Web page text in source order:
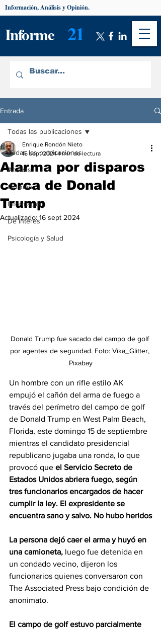
Informe 21
Información, Análisis y Opinión.
Entrada
Todas las publicaciones
Análisis
Opinión
Información
De interés
Psicología y Salud
Todas las publicaciones
Alarma por disparos
cerca de Donald
Trump
Enrique Rondón Nieto
15 sept 2024 1 min de lectura
Actualizado: 16 sept 2024
Donald Trump fue sacado del campo de golf
por agentes de seguridad. Foto: Vika_Glitter,
Pixabay
Un hombre con un rifle estilo AK
empujó el cañón del arma de fuego a
través del perímetro del campo de golf
de Donald Trump en West Palm Beach,
Florida, este domingo 15 de septiembre
mientras el candidato presidencial
republicano jugaba una ronda, lo que
provocó que el Servicio Secreto de
Estados Unidos abriera fuego, según
tres funcionarios encargados de hacer
cumplir la ley. El expresidente se
encuentra sano y salvo. No hubo heridos
La persona dejó caer el arma y huyó en
una camioneta, luego fue detenida en
un condado vecino, dijeron los
funcionarios quienes conversaron con
The Associated Press bajo condición de
anonimato.
El campo de golf estuvo parcialmente